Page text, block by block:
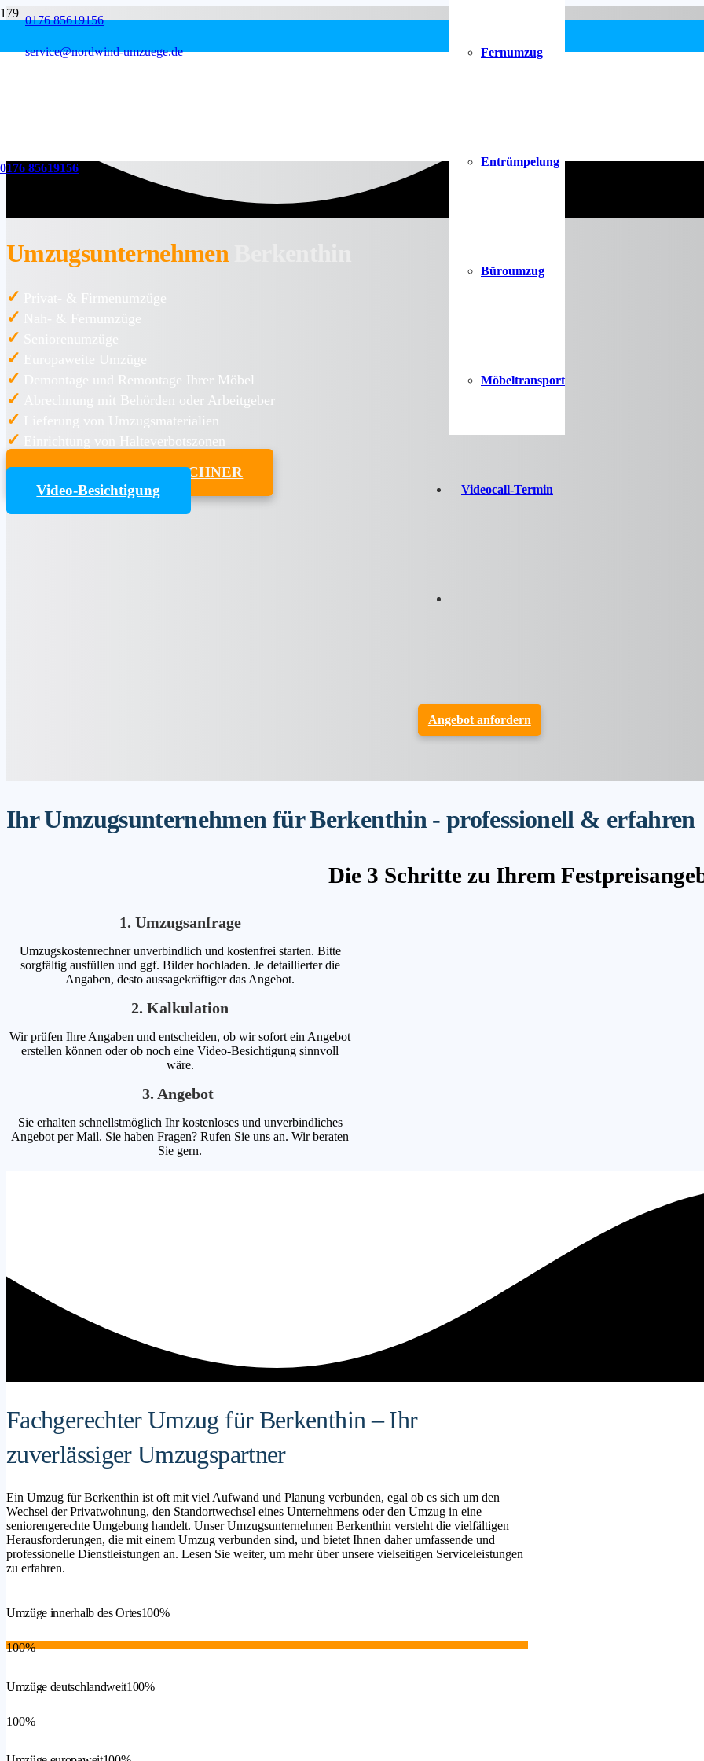
0176 85619156
service@nordwind-umzuege.de Fernumzug
Entrümpelung
Büroumzug
Möbeltransport
Videocall-Termin
Angebot anfordern
0176 85619156
UmzugsunternehmenBerkenthin
✓ Privat- & Firmenumzüge
✓ Nah- & Fernumzüge
✓ Seniorenumzüge
✓ Europaweite Umzüge
✓ Demontage und Remontage Ihrer Möbel
✓ Abrechnung mit Behörden oder Arbeitgeber
✓ Lieferung von Umzugsmaterialien
✓ Einrichtung von Halteverbotszonen
UMZUGSKOSTENRECHNER
Video-Besichtigung
Ihr Umzugsunternehmen für Berkenthin - professionell & erfahren
Die 3 Schritte zu Ihrem
1. Umzugsanfrage
Umzugskostenrechner unverbindlich und kostenfrei starten. Bitte
sorgfältig ausfüllen und ggf. Bilder hochladen. Je detaillierter die
Angaben, desto aussagekräftiger das Angebot.
2. Kalkulation
Wir prüfen Ihre Angaben und entscheiden, ob wir sofort ein Angebot
erstellen können oder ob noch eine Video-Besichtigung sinnvoll
wäre.
3. Angebot
Sie erhalten schnellstmöglich Ihr kostenloses und unverbindliches
Angebot per Mail. Sie haben Fragen? Rufen Sie uns an. Wir beraten
Sie gern.
Fachgerechter Umzug für Berkenthin – Ihr
zuverlässiger Umzugspartner
Ein Umzug für Berkenthin ist oft mit viel Aufwand und Planung verbunden, egal ob es sich um den
Wechsel der Privatwohnung, den Standortwechsel eines Unternehmens oder den Umzug in eine
seniorengerechte Umgebung handelt. Unser Umzugsunternehmen Berkenthin versteht die vielfältigen
Herausforderungen, die mit einem Umzug verbunden sind, und bietet Ihnen daher umfassende und
professionelle Dienstleistungen an. Lesen Sie weiter, um mehr über unsere vielseitigen Serviceleistungen
zu erfahren.
Umzüge innerhalb des Ortes100%
100%
Umzüge deutschlandweit100%
100%